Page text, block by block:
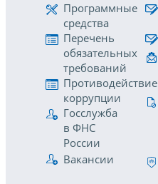
Программные
средства
Перечень
обязательных
требований
Противодействие
коррупции
Госслужба
в ФНС
России
Вакансии